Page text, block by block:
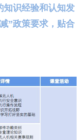
知识经验和认知发
”政策要求，贴合